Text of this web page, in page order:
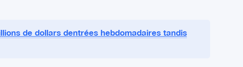
ça compte quand même. Si Chainlink gère
accroc majeur, ça renforce sa réputation